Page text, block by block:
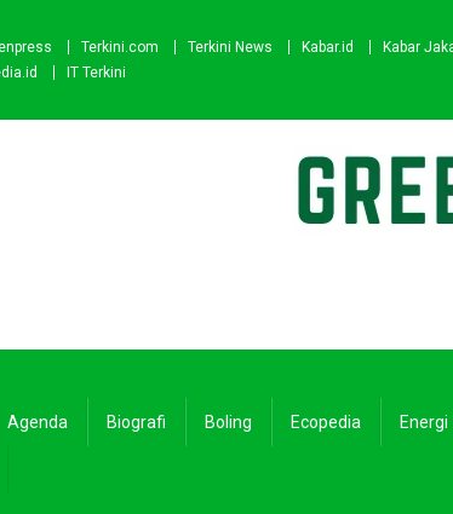
Terkini.com Terkini News Kabar.id
Kabar
IT Terkini
Agenda Biografi Boling Ecopedia Energi